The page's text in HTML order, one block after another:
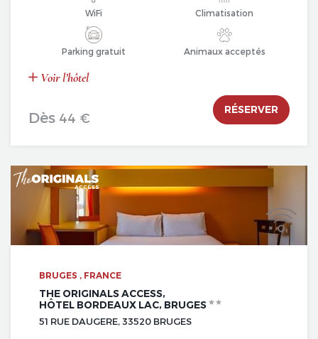
WiFi Climatisation
Parking gratuit Animaux acceptés
Voir l’hôtel
Dès 44 €
RÉSERVER
BRUGES , FRANCE
THE ORIGINALS ACCESS,
HÔTEL BORDEAUX LAC, BRUGES
51 RUE DAUGERE, 33520 BRUGES